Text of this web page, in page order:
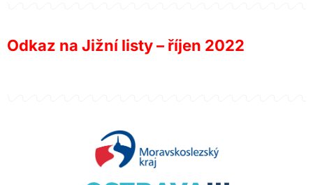
Odkaz na Jižní listy – říjen 2022